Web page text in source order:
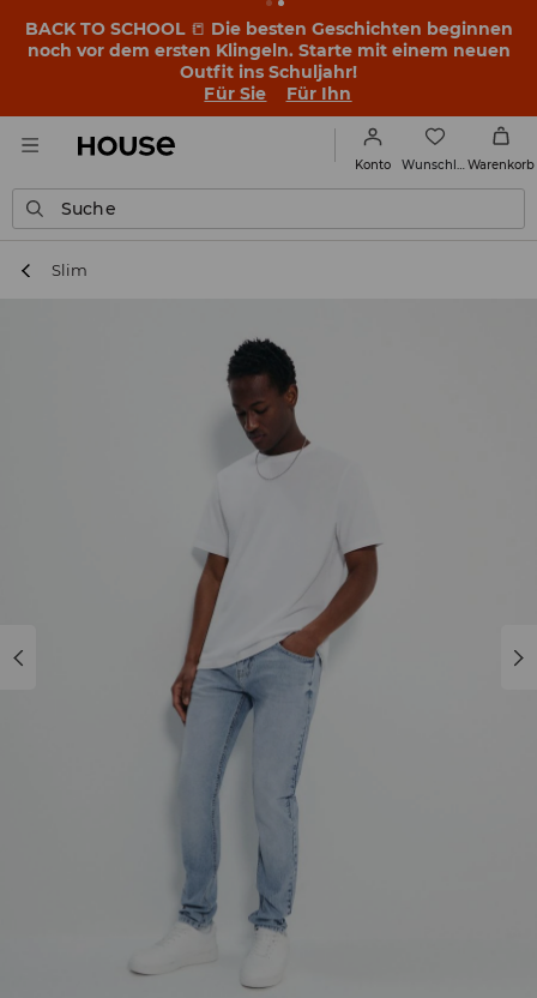
BACK TO SCHOOL 📒 Die besten Geschichten beginnen
noch vor dem ersten Klingeln. Starte mit einem neuen
Outfit ins Schuljahr!
Für Sie
Für Ihn
Konto Warenkorb
Suche
Slim